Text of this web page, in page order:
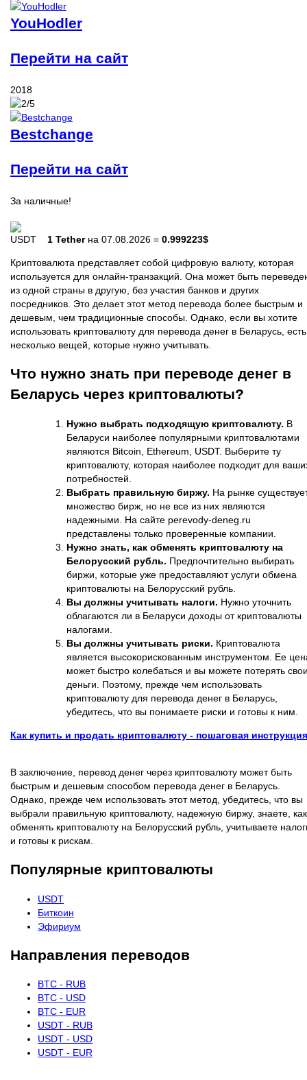
YouHodler
Перейти на сайт
2018
Bestchange
Перейти на сайт
За наличные!
1 Tetherна 07.08.2026 = 0.999223$
Криптовалюта представляет собой цифровую валюту, которая
используется для онлайн-транзакций. Она может быть
из одной страны в другую, без участия банков и других
посредников. Это делает этот метод перевода более быстрым и
дешевым, чем традиционные способы. Однако, если вы хотите
использовать криптовалюту для перевода денег в Беларусь, есть
несколько вещей, которые нужно учитывать.
Что нужно знать при переводе денег в
Беларусь через криптовалюты?
Нужно выбрать подходящую криптовалюту. В
Беларуси наиболее популярными криптовалютами
являются Bitcoin, Ethereum, USDT. Выберите ту
криптовалюту, которая наиболее подходит для
потребностей.
Выбрать правильную биржу. На рынке
множество бирж, но не все из них являются
надежными. На сайте perevody-deneg.ru
представлены только проверенные компании.
Нужно знать, как обменять криптовалюту на
Белорусский рубль. Предпочтительно выбирать
биржи, которые уже предоставляют услуги обмена
криптовалюты на Белорусский рубль.
Вы должны учитывать налоги. Нужно уточнить
облагаются ли в Беларуси доходы от криптовалюты
налогами.
Вы должны учитывать риски. Криптовалюта
является высокорискованным инструментом. Ее
может быстро колебаться и вы можете потерять
деньги. Поэтому, прежде чем использовать
криптовалюту для перевода денег в Беларусь,
убедитесь, что вы понимаете риски и готовы к ним.
Как купить и продать криптовалюту - пошаговая инструкция
В заключение, перевод денег через криптовалюту может быть
быстрым и дешевым способом перевода денег в Беларусь.
Однако, прежде чем использовать этот метод, убедитесь, что вы
выбрали правильную криптовалюту, надежную биржу, знаете, как
обменять криптовалюту на Белорусский рубль, учитываете
и готовы к рискам.
Популярные криптовалюты
USDT
Биткоин
Эфириум
Направления переводов
BTC - RUB
BTC - USD
BTC - EUR
USDT - RUB
USDT - USD
USDT - EUR